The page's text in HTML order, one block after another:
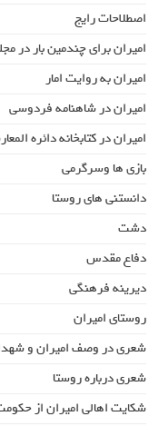
اصطلاحات رایج
امیران برای چندمین بار در
امیران به روایت امار
امیران در شاهنامه فردوسی
امیران در کتابخانه دائره
بازی ها وسرگرمی
دانستنی های روستا
دشت
دفاع مقدس
دیرینه فرهنگی
روستای امیران
شعری در وصف امیران و
شعری درباره روستا
شکایت اهالی امیران از